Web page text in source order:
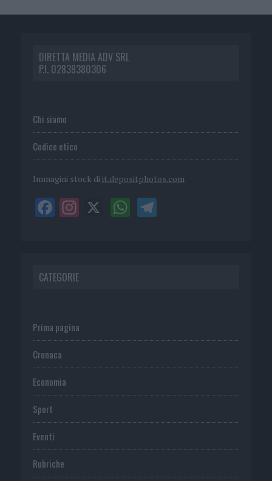
DIRETTA MEDIA ADV SRL
P.I. 02839380306
Chi siamo
Codice etico
Immagini stock di it.depositphotos.com
CATEGORIE
Prima pagina
Cronaca
Economia
Sport
Eventi
Rubriche